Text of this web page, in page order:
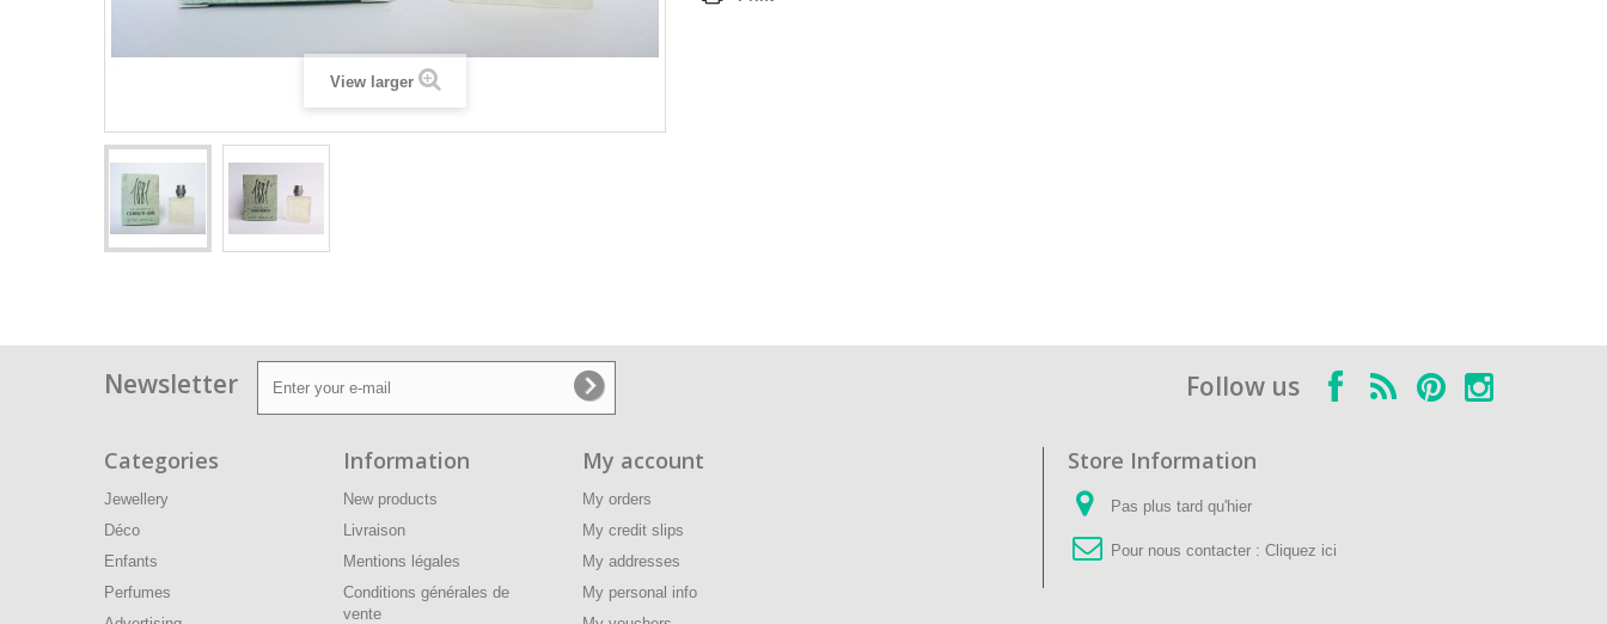
View larger
Newsletter Follow us
Categories
Jewellery
Déco
Enfants
Perfumes
Information
New products
Livraison
Mentions légales
Conditions générales de
vente
My account
My orders
My credit slips
My addresses
My personal info
Store Information
Pas plus tard qu'hier
Pour nous contacter : Cliquez ici